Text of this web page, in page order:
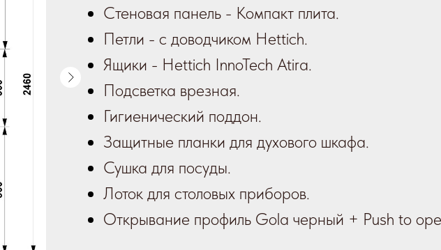
Стеновая панель - Компакт плита.
Петли - с доводчиком Hettich.
Ящики - Hettich InnoTech Atira.
Подсветка врезная.
Гигиенический поддон.
Защитные планки для духового шкафа.
Сушка для посуды.
Лоток для столовых приборов.
Открывание профиль Gola черный + Push to